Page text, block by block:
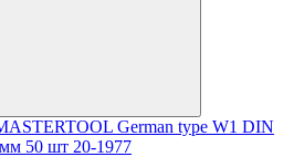
German type W1 DIN
50 шт 20-1977